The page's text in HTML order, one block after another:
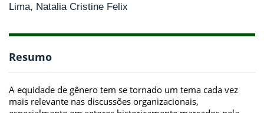
Lima, Natalia Cristine Felix
Resumo
A equidade de gênero tem se tornado um tema cada vez
mais relevante nas discussões organizacionais,